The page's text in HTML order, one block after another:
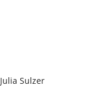
Sulzer